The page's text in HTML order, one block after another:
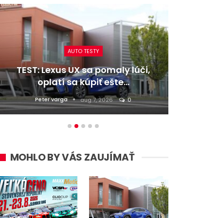
AUTO TESTY
TEST: Lexus UX sa pomaly lúči,
oplatí sa kúpiť ešte…
Peter varga aug 7, 2026 0
MOHLO BY VÁS ZAUJÍMAŤ